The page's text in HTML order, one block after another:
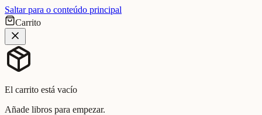
Saltar para o conteúdo principal
Carrito
El carrito está vacío
Añade libros para empezar.